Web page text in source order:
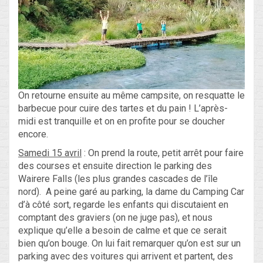
On retourne ensuite au même campsite, on resquatte le
barbecue pour cuire des tartes et du pain ! L’après-
midi est tranquille et on en profite pour se doucher
encore.
Samedi 15 avril : On prend la route, petit arrêt pour faire
des courses et ensuite direction le parking des
Wairere Falls (les plus grandes cascades de l’île
nord). A peine garé au parking, la dame du Camping Car
d’à côté sort, regarde les enfants qui discutaient en
comptant des graviers (on ne juge pas), et nous
explique qu’elle a besoin de calme et que ce serait
bien qu’on bouge. On lui fait remarquer qu’on est sur un
parking avec des voitures qui arrivent et partent, des